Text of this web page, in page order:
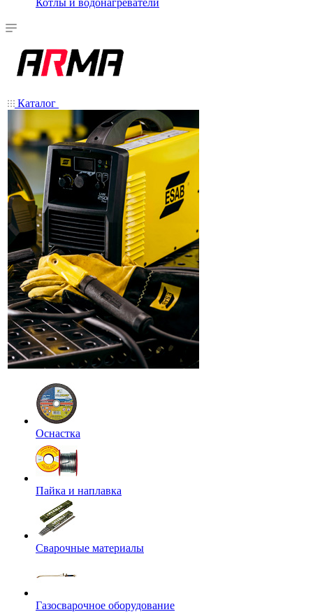
Котлы и водонагреватели
Каталог
Оснастка
Пайка и наплавка
Сварочные материалы
Газосварочное оборудование